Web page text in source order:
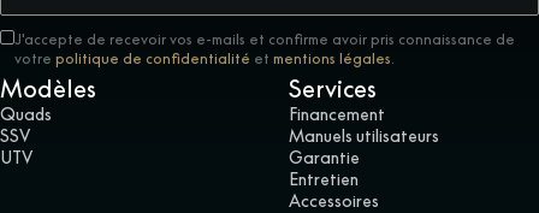
J'accepte de recevoir vos e-mails et confirme avoir pris connaissance de
votre politique de confidentialité et mentions légales
Modèles
Quads
SSV
UTV
Services
Financement
Manuels utilisateurs
Garantie
Entretien
Accessoires